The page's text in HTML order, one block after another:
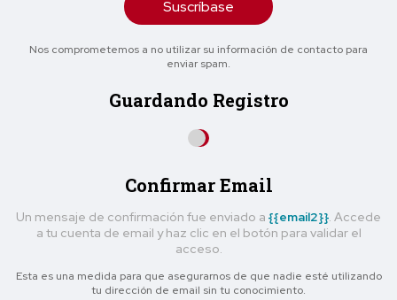
Suscríbase
Nos comprometemos a no utilizar su información de contacto para
enviar spam.
Guardando Registro
Confirmar Email
Un mensaje de confirmación fue enviado a {{email2}} . Accede
a tu cuenta de email y haz clic en el botón para validar el
acceso.
Esta es una medida para que asegurarnos de que nadie esté utilizando
tu dirección de email sin tu conocimiento.